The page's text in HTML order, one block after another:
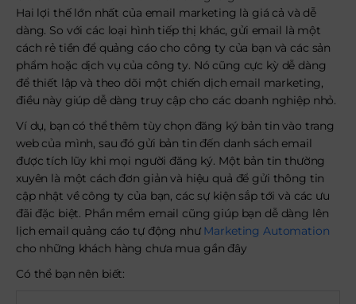
Hai lợi thế lớn nhất của email marketing là giá cả và dễ
dàng. So với các loại hình tiếp thị khác, gửi email là một
cách rẻ tiền để quảng cáo cho công ty của bạn và các sản
phẩm hoặc dịch vụ của công ty. Nó cũng cực kỳ dễ dàng
để thiết lập và theo dõi một chiến dịch email marketing,
điều này giúp dễ dàng truy cập cho các doanh nghiệp nhỏ.
Ví dụ, bạn có thể thêm tùy chọn đăng ký bản tin vào trang
web của mình, sau đó gửi bản tin đến danh sách email
được tích lũy khi mọi người đăng ký. Một bản tin thường
xuyên là một cách đơn giản và hiệu quả để gửi thông tin
cập nhật về công ty của bạn, các sự kiện sắp tới và các ưu
đãi đặc biệt. Phần mềm email cũng giúp bạn dễ dàng lên
lịch email quảng cáo tự động như Marketing Automation
cho những khách hàng chưa mua gần đây
Có thể bạn nên biết: